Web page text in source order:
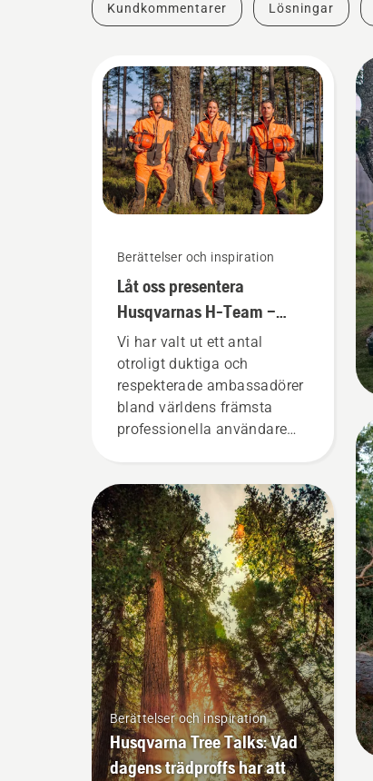
Kundkommentarer Lösningar
Berättelser och inspiration
Låt oss presentera
Husqvarnas H-Team –
våra mest krävande
användare
Vi har valt ut ett antal
otroligt duktiga och
respekterade ambassadörer
bland världens främsta
professionella användare
H-team. Och de ställer
otroligt höga krav på sin
utrustning.
Berättelser och inspiration
Husqvarna Tree Talks: Vad
dagens trädproffs har att